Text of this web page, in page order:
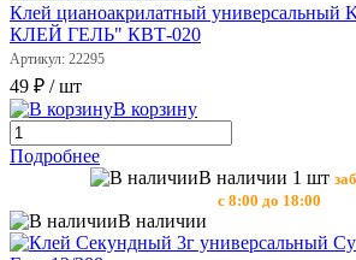
Клей цианоакрилатный
КЛЕЙ ГЕЛЬ" КВТ-020
Артикул: 22295
49 ₽ / шт
В корзину
Подробнее
В наличии 1 шт
с 8:00 до 18:00
В наличии